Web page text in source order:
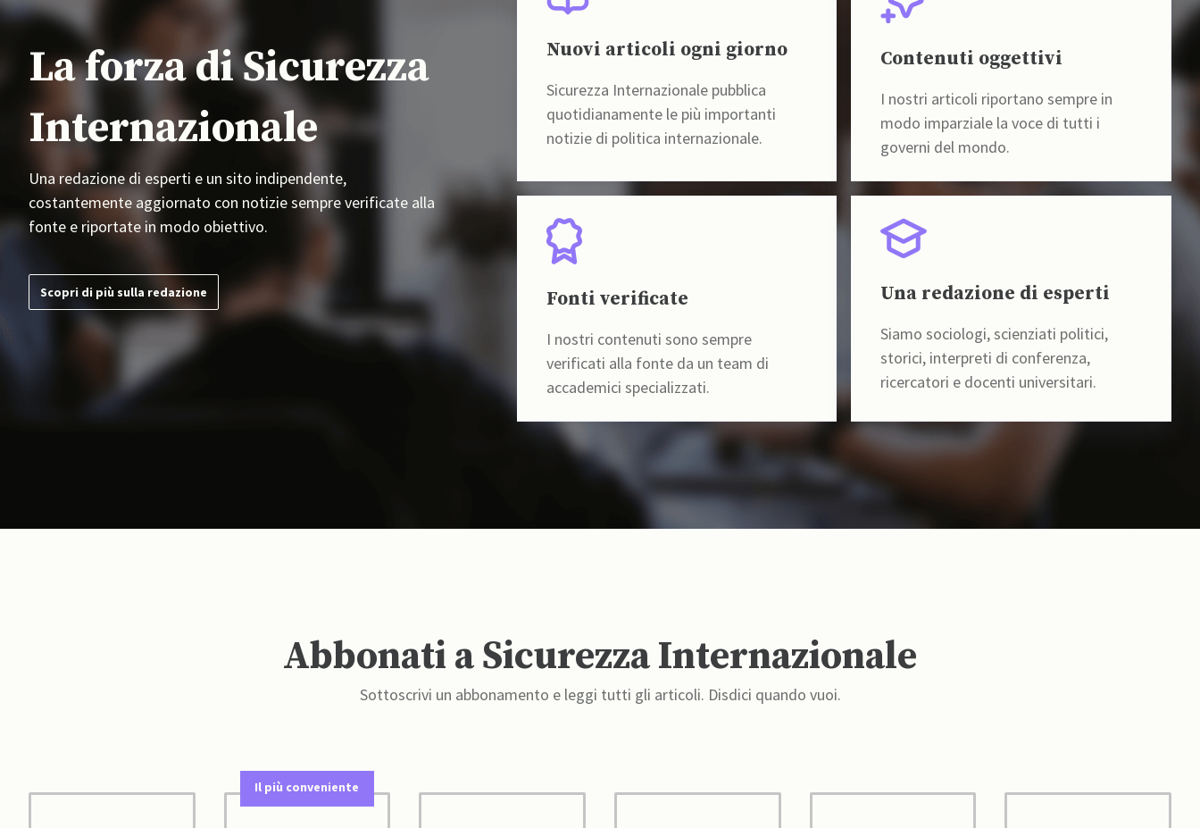
La forza di Sicurezza
Internazionale
Una redazione di esperti e un sito indipendente,
costantemente aggiornato con notizie sempre verificate alla
fonte e riportate in modo obiettivo.
Scopri di più sulla redazione
Nuovi articoli ogni giorno
Sicurezza Internazionale pubblica
quotidianamente le più importanti
notizie di politica internazionale.
Contenuti oggettivi
I nostri articoli riportano sempre in
modo imparziale la voce di tutti i
governi del mondo.
Fonti verificate
I nostri contenuti sono sempre
verificati alla fonte da un team di
accademici specializzati.
Una redazione di esperti
Siamo sociologi, scienziati politici,
storici, interpreti di conferenza,
ricercatori e docenti universitari.
Abbonati a Sicurezza Internazionale
Sottoscrivi un abbonamento e leggi tutti gli articoli. Disdici quando vuoi.
Il più conveniente